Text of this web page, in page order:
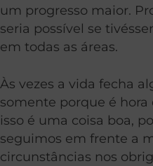
um progresso maior.
seria possível se
em todas as áreas.
Às vezes a vida fecha
somente porque é hora
isso é uma coisa boa,
seguimos em frente a
circunstâncias nos